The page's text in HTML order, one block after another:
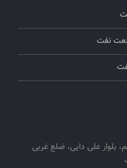
نفت
بلوار علی دایی، ضلع غربی